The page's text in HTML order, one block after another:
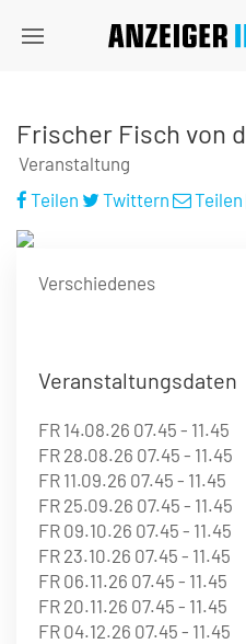
Frischer Fisch von
Veranstaltung
Teilen
Twittern Teilen
Verschiedenes
Veranstaltungsdaten
FR 14.08.26 07.45 - 11.45
FR 28.08.26 07.45 - 11.45
FR 11.09.26 07.45 - 11.45
FR 25.09.26 07.45 - 11.45
FR 09.10.26 07.45 - 11.45
FR 23.10.26 07.45 - 11.45
FR 06.11.26 07.45 - 11.45
FR 20.11.26 07.45 - 11.45
FR 04.12.26 07.45 - 11.45